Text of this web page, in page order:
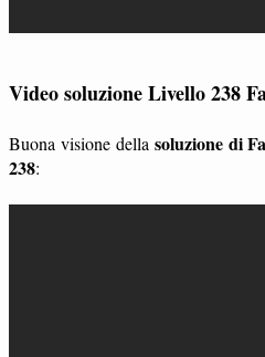
Video soluzione Livello 238
Buona visione della soluzione di
238: